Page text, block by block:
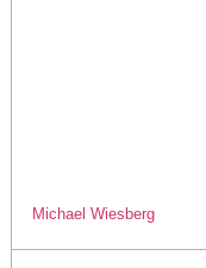
Michael Wiesberg